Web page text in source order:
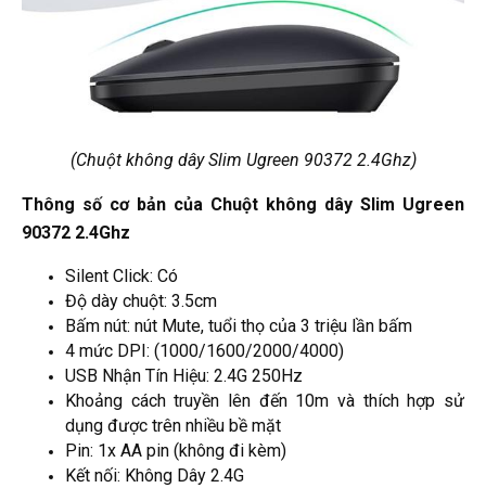
(Chuột không dây Slim Ugreen 90372 2.4Ghz)
Thông số cơ bản của Chuột không dây Slim Ugreen
90372 2.4Ghz
Silent Click: Có
Độ dày chuột: 3.5cm
Bấm nút: nút Mute, tuổi thọ của 3 triệu lần bấm
4 mức DPI: (1000/1600/2000/4000)
USB Nhận Tín Hiệu: 2.4G 250Hz
Khoảng cách truyền lên đến 10m và thích hợp sử
dụng được trên nhiều bề mặt
Pin: 1x AA pin (không đi kèm)
Kết nối: Không Dây 2.4G